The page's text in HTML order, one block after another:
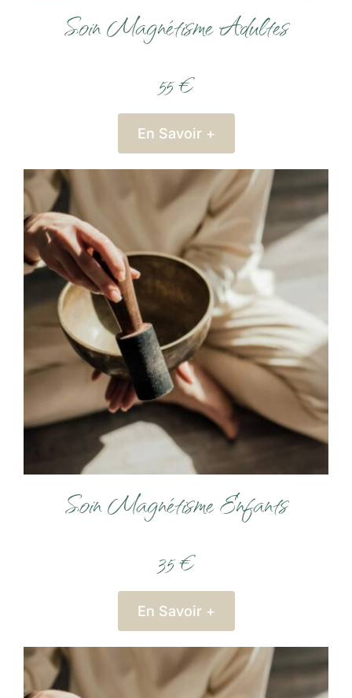
Soin Magnétisme Adultes
55 €
En Savoir +
Soin Magnétisme Enfants
35 €
En Savoir +